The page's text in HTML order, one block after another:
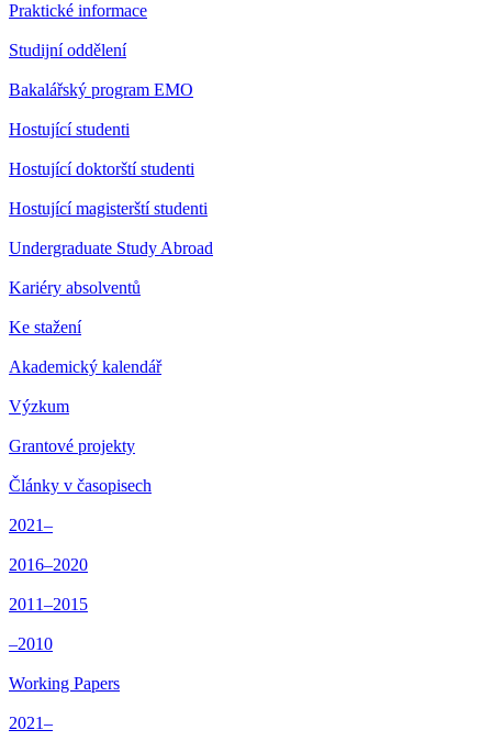
Praktické informace
Studijní oddělení
Bakalářský program EMO
Hostující studenti
Hostující doktorští studenti
Hostující magisterští studenti
Undergraduate Study Abroad
Kariéry absolventů
Ke stažení
Akademický kalendář
Výzkum
Grantové projekty
Články v časopisech
2021–
2016–2020
2011–2015
–2010
Working Papers
2021–